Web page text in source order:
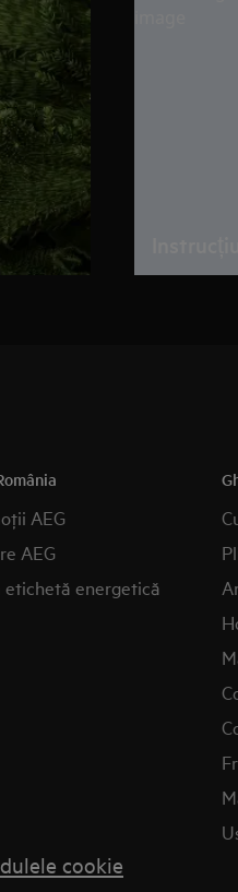
AEG
AEG
etichetă energetică
cookie